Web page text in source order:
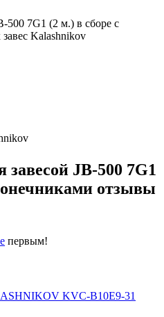
500 7G1 (2 м.) в сборе с
Kalashnikov
завесой JB-500 7G1
отзывы
первым!